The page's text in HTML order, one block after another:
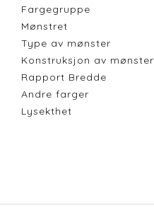
Fargegruppe
Mønstret
Type av mønster
Konstruksjon av mønster
Rapport Bredde
Andre farger
Lysekthet